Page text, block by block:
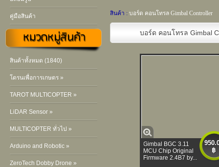
คู่มือสินค้า
สินค้าทั้งหมด (1840)
โดรนเพื่อการเกษตร »
TAROT MULTICOPTER »
LiDAR Sensor »
MULTICOPTER ทั่วไป »
Arduino and Robotic »
ZeroTech Dobby Drone »
สินค้า : บอร์ด คอนโทรล Gimbal Controller
บอร์ด คอนโทรล Gimbal
฿
Gimbal BGC 3.11
MCU Chip Original
Firmware 2.4B7 by...